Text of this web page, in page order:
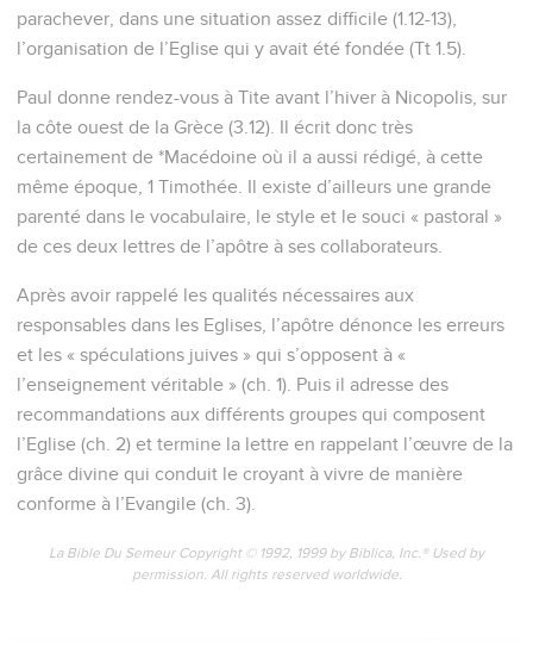
parachever, dans une situation assez difficile (1.12-13),
l’organisation de l’Eglise qui y avait été fondée (Tt 1.5).
Paul donne rendez-vous à Tite avant l’hiver à Nicopolis, sur
la côte ouest de la Grèce (3.12). Il écrit donc très
certainement de *Macédoine où il a aussi rédigé, à cette
même époque, 1 Timothée. Il existe d’ailleurs une grande
parenté dans le vocabulaire, le style et le souci « pastoral »
de ces deux lettres de l’apôtre à ses collaborateurs.
Après avoir rappelé les qualités nécessaires aux
responsables dans les Eglises, l’apôtre dénonce les erreurs
et les « spéculations juives » qui s’opposent à «
l’enseignement véritable » (ch. 1). Puis il adresse des
recommandations aux différents groupes qui composent
l’Eglise (ch. 2) et termine la lettre en rappelant l’œuvre de la
grâce divine qui conduit le croyant à vivre de manière
conforme à l’Evangile (ch. 3).
La Bible Du Semeur Copyright © 1992, 1999 by Biblica, Inc.® Used by
permission. All rights reserved worldwide.